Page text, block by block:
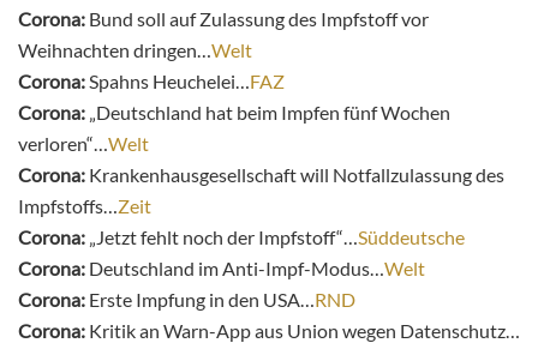
Corona: Bund soll auf Zulassung des Impfstoff vor
Weihnachten dringen… Welt
Corona: Spahns Heuchelei… FAZ
Corona: „Deutschland hat beim Impfen fünf Wochen
verloren“… Welt
Corona: Krankenhausgesellschaft will Notfallzulassung des
Impfstoffs… Zeit
Corona: „Jetzt fehlt noch der Impfstoff“… Süddeutsche
Corona: Deutschland im Anti-Impf-Modus… Welt
Corona: Erste Impfung in den USA… RND
Corona: Kritik an Warn-App aus Union wegen Datenschutz…